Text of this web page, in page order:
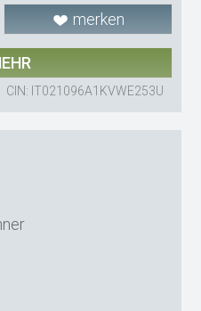
merken
CIN: IT021096A1KVWE253U